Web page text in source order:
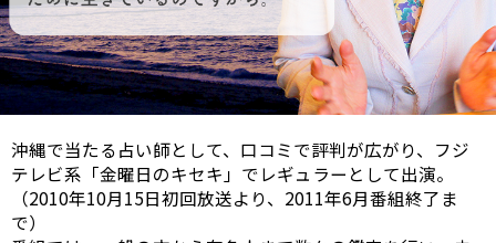
沖縄で当たる占い師として、口コミで評判が広がり、フジ
テレビ系「金曜日のキセキ」でレギュラーとして出演。
（2010年10月15日初回放送より、2011年6月番組終了ま
で）